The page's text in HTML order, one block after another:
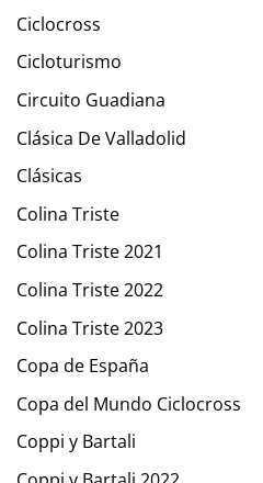
Ciclocross
Cicloturismo
Circuito Guadiana
Clásica De Valladolid
Clásicas
Colina Triste
Colina Triste 2021
Colina Triste 2022
Colina Triste 2023
Copa de España
Copa del Mundo Ciclocross
Coppi y Bartali